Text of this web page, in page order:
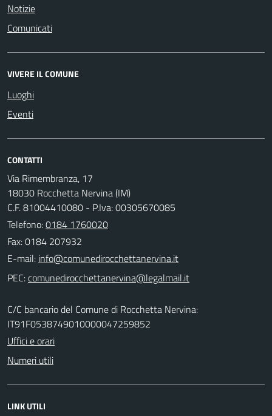
Notizie
Comunicati
VIVERE IL COMUNE
Luoghi
Eventi
CONTATTI
Via Rimembranza, 17
18030 Rocchetta Nervina (IM)
C.F. 81004410080 - P.Iva: 00305670085
Telefono:0184 1760020
Fax: 0184 207932
E-mail:
PEC:
C/C bancario del Comune di Rocchetta Nervina:
IT91F0538749010000047259852
Uffici e orari
Numeri utili
LINK UTILI